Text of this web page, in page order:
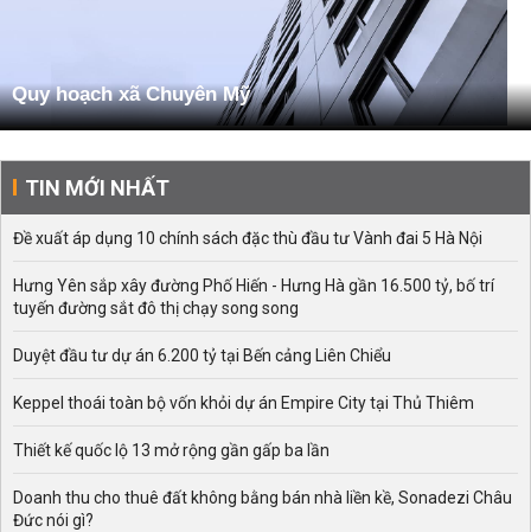
Quy hoạch xã Chuyên Mỹ
TIN MỚI NHẤT
Đề xuất áp dụng 10 chính sách đặc thù đầu tư Vành đai 5 Hà Nội
Hưng Yên sắp xây đường Phố Hiến - Hưng Hà gần 16.500 tỷ, bố trí
tuyến đường sắt đô thị chạy song song
Duyệt đầu tư dự án 6.200 tỷ tại Bến cảng Liên Chiểu
Keppel thoái toàn bộ vốn khỏi dự án Empire City tại Thủ Thiêm
Thiết kế quốc lộ 13 mở rộng gần gấp ba lần
Doanh thu cho thuê đất không bằng bán nhà liền kề, Sonadezi Châu
Đức nói gì?